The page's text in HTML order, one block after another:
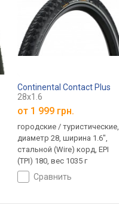
Continental Contact Plus
28x1.6
от 1 999 грн.
городские / туристические,
диаметр 28, ширина 1.6",
стальной (Wire) корд, EPI
(TPI) 180, вес 1035 г
сравнить